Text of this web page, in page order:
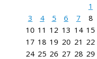
1
3
4 5 6 7 8
10 11 12 13 14 15
17 18 19 20 21 22
24 25 26 27 28 29